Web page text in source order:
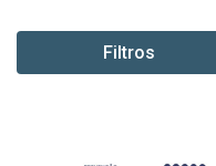
Filtros